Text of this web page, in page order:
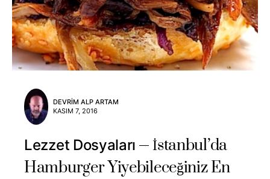
DEVRIM ALP ARTAM
KASIM 7, 2016
Lezzet Dosyaları
İstanbul’da
Hamburger Yiyebileceğiniz En